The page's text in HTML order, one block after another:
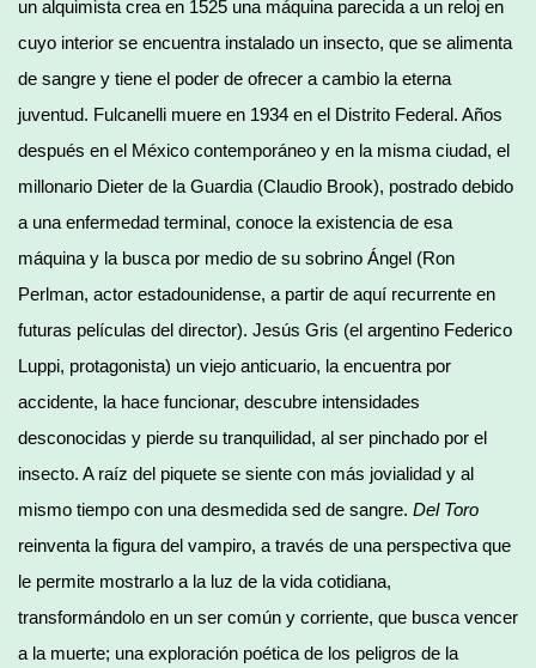
un alquimista crea en 1525 una máquina parecida a un reloj en
cuyo interior se encuentra instalado un insecto, que se alimenta
de sangre y tiene el poder de ofrecer a cambio la eterna
juventud. Fulcanelli muere en 1934 en el Distrito Federal. Años
después en el México contemporáneo y en la misma ciudad, el
millonario Dieter de la Guardia (Claudio Brook), postrado debido
a una enfermedad terminal, conoce la existencia de esa
máquina y la busca por medio de su sobrino Ángel (Ron
Perlman, actor estadounidense, a partir de aquí recurrente en
futuras películas del director). Jesús Gris (el argentino Federico
Luppi, protagonista) un viejo anticuario, la encuentra por
accidente, la hace funcionar, descubre intensidades
desconocidas y pierde su tranquilidad, al ser pinchado por el
insecto. A raíz del piquete se siente con más jovialidad y al
mismo tiempo con una desmedida sed de sangre. Del Toro
reinventa la figura del vampiro, a través de una perspectiva que
le permite mostrarlo a la luz de la vida cotidiana,
transformándolo en un ser común y corriente, que busca vencer
a la muerte; una exploración poética de los peligros de la